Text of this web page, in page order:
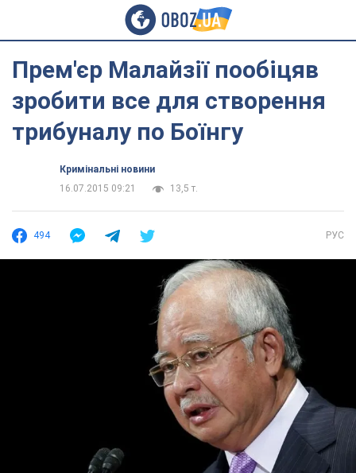
Прем'єр Малайзії пообіцяв
зробити все для створення
трибуналу по Боїнгу
Кримінальні новини
16.07.2015 09:21
13,5 т.
494 РУС